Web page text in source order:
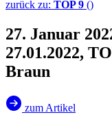
zurück zu: TOP 9 ()
27. Januar
27.01.2022,
Braun
zum Artikel